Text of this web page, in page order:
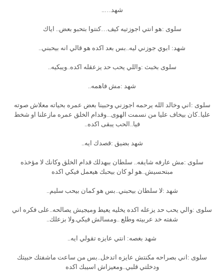
شهد…..
سلوى :هو انتي اجوزتيه كيف…كنتوا بتحبو بعض.. اياك
شهد: ابوي جوزني ليه..بس بعد اكده هو قالي انه بيحبني..
سلوى بخبث :واللي يحب حد يزعقله اكده..ويبكيه..
شهد :مش فاهمه..
سلوى :اني وخالد الله يرحمه اجوزني وحبينا بعض عمره بحياته معلاش صوته
عليا..كان بيخاف عليا من نسمت الهوى...وقدام الخلق عمره مازعلنا او شخط
فيا..الحب يبقى اكده..
شهد بضيق :قصدك ايه..
سلوى :مش عارفه شايفه.. سلطان ببهدلك قدام الخلق وكانك لا مؤخذه
مبتحسيش..هو لو كان بيحبك هيعمل فيكي اكده
شهد :لا سلطان بيحبني..بس هو كمان بيحب سليم..
سلوى :والي يحب حد يزعله اكده يخليه يعيط وميجيش يصالحه..على فكره اني
شفته خد عربيته وطلع ..ومسالش فيكي.ولا بزعلك..
شهد بغصه: انتي عايزه تقولي ايه..
سلوى :اني بصراحه مكنتش عايزه اتدخل..بس من ساعت ماشفتك حبيتك
ودخلتي قلبي..ومعيزاش اسيبك اكده